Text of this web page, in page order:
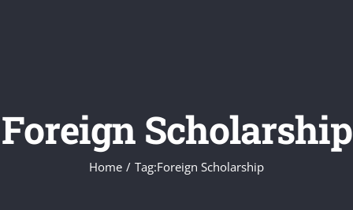
Foreign Scholarship
Home Tag:Foreign Scholarship